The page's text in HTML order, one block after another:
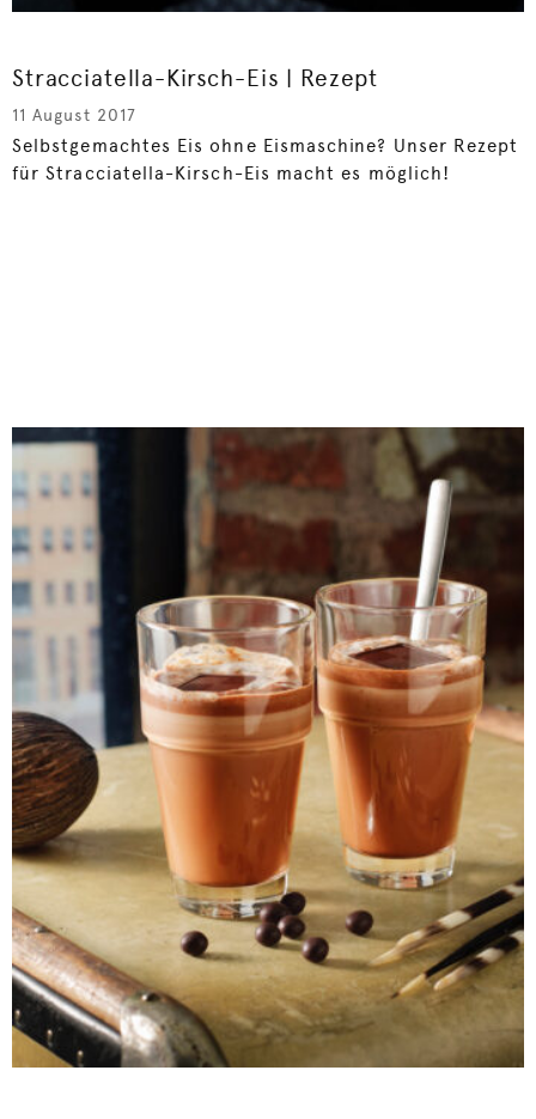
Stracciatella-Kirsch-Eis | Rezept
11 August 2017
Selbstgemachtes Eis ohne Eismaschine? Unser Rezept
für Stracciatella-Kirsch-Eis macht es möglich!